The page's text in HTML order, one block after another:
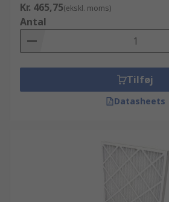
Kr. 465,75(ekskl. moms)
Antal
Tilføj
Datasheets